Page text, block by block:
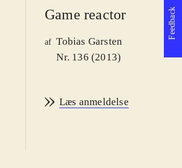
Game reactor
af Tobias Garsten
Nr. 136 (2013)
Læs anmeldelse
Feedback